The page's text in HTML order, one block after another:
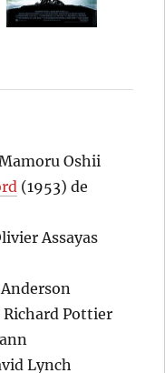
Oshii
(1953) de
Assayas
Richard Pottier
Lynch